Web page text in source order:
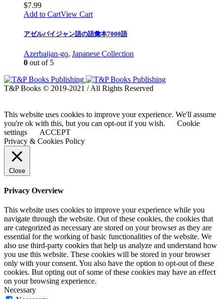
$7.99
Add to CartView Cart
アゼルバイジャン語の語彙本7000語
Azerbaijan-go, Japanese Collection
0 out of 5
T&P Books © 2019-2021 / All Rights Reserved
This website uses cookies to improve your experience. We'll assume
you're ok with this, but you can opt-out if you wish.
Cookie
settings
ACCEPT
Privacy & Cookies Policy
Close
Privacy Overview
This website uses cookies to improve your experience while you
navigate through the website. Out of these cookies, the cookies that
are categorized as necessary are stored on your browser as they are
essential for the working of basic functionalities of the website. We
also use third-party cookies that help us analyze and understand how
you use this website. These cookies will be stored in your browser
only with your consent. You also have the option to opt-out of these
cookies. But opting out of some of these cookies may have an effect
on your browsing experience.
Necessary